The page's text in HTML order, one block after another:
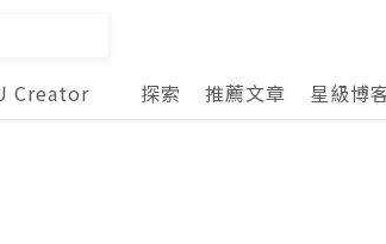
Creator 探索 推薦文章 星級博